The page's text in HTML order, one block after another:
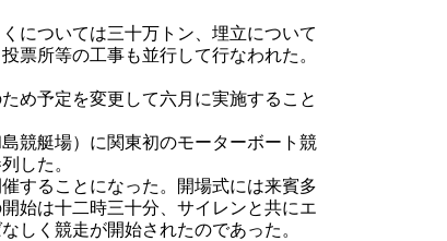
については三十万トン、埋立について
票所等の工事も並行して行なわれた。
め予定を変更して六月に実施すること
競艇場）に関東初のモーターボート競
した。
することになった。開場式には来賓多
始は十二時三十分、サイレンと共にエ
しく競走が開始されたのであった。